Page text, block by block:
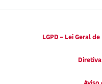
LGPD – Lei Geral